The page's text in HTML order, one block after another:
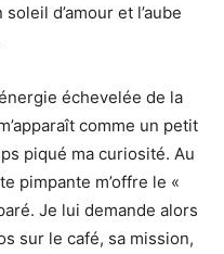
d’amour et l’aube
échevelée de la
comme un petit
piqué ma curiosité. Au
pimpante m’offre le «
Je lui demande alors
sur le café, sa mission,